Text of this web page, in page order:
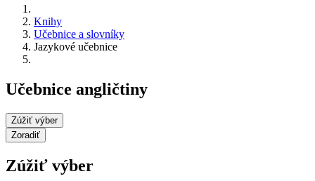
Knihy
Učebnice a slovníky
Jazykové učebnice
Učebnice angličtiny
Zúžiť výber
Zoradiť
Zúžiť výber